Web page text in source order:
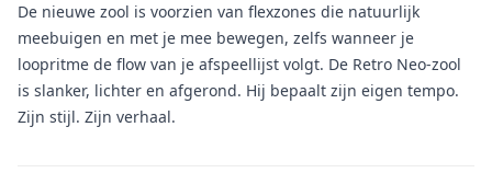
De nieuwe zool is voorzien van flexzones die natuurlijk
meebuigen en met je mee bewegen, zelfs wanneer je
loopritme de flow van je afspeellijst volgt. De Retro Neo-zool
is slanker, lichter en afgerond. Hij bepaalt zijn eigen tempo.
Zijn stijl. Zijn verhaal.